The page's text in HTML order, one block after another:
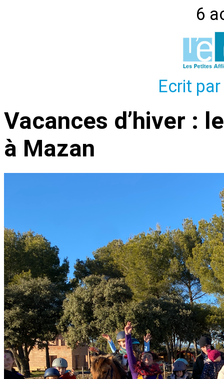
6
Ecrit
Vacances d’hiver :
à Mazan